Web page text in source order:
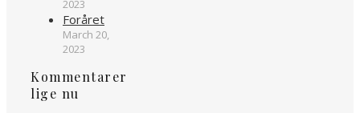
2023
Foråret
March 20,
2023
Kommentarer
lige nu